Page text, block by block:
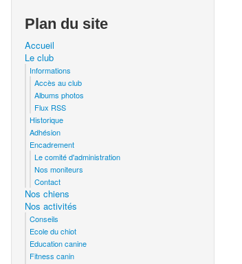
Plan du site
Accueil
Le club
Informations
Accès au club
Albums photos
Flux RSS
Historique
Adhésion
Encadrement
Le comité d'administration
Nos moniteurs
Contact
Nos chiens
Nos activités
Conseils
Ecole du chiot
Education canine
Fitness canin